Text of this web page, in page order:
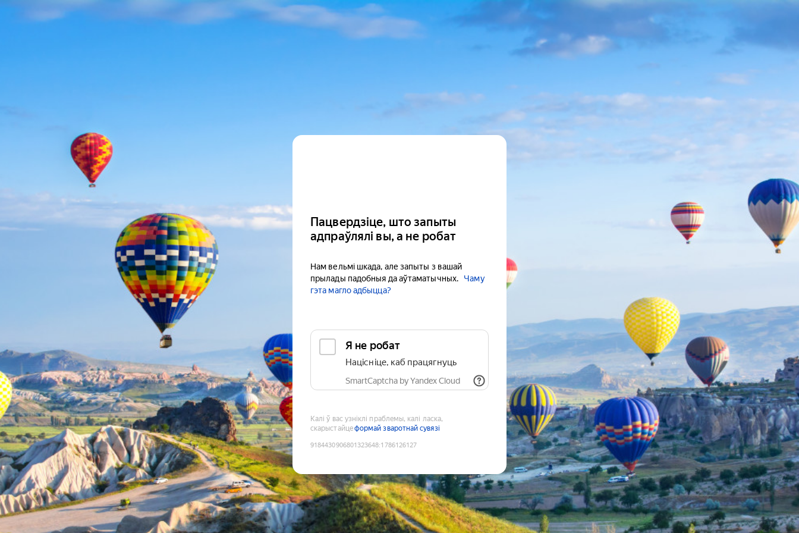
Пацвердзіце, што запыты
адпраўлялі вы, а не робат
Нам вельмі шкада, але запыты з вашай
прылады падобныя да аўтаматычных.
Чаму
гэта магло адбыцца?
Я не робат
Націсніце, каб працягнуць
SmartCaptcha by Yandex Cloud
Калі ў вас узніклі праблемы, калі ласка,
скарыстайцеформай зваротнай сувязі
9184430906801323648:1786126127